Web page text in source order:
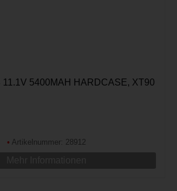
11.1V 5400MAH HARDCASE, XT90
• Artikelnummer: 28912